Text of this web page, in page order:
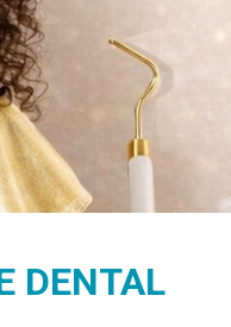
ОРТОПЕДИЯ
DENTAL